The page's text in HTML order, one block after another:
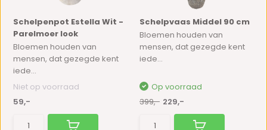
Schelpenpot Estella Wit -
Parelmoer look
Bloemen houden van
mensen, dat gezegde kent
iede...
Niet op voorraad
59,-
Schelpvaas Middel 90 cm
Bloemen houden van
mensen, dat gezegde kent
iede...
Op voorraad
399,- 229,-